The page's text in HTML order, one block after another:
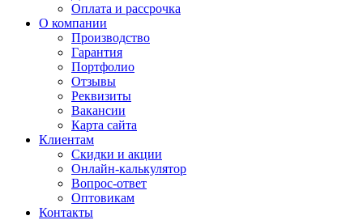
Оплата и рассрочка
О компании
Производство
Гарантия
Портфолио
Отзывы
Реквизиты
Вакансии
Карта сайта
Клиентам
Скидки и акции
Онлайн-калькулятор
Вопрос-ответ
Оптовикам
Контакты